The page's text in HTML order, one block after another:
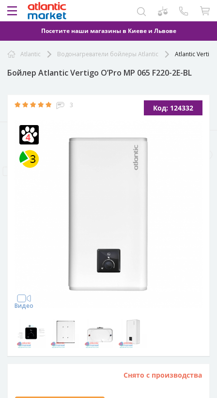
Посетите наши магазины в Киеве и Львове
Atlantic Водонагреватели бойлеры Atlantic Atlantic Vertigo
Бойлер Atlantic Vertigo O’Pro MP 065 F220-2E-BL
3 Код: 124332
Видео
Снято с производства